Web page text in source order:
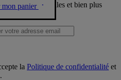
panier
offres spéciales et bien plus
la Politique de confidentialité et